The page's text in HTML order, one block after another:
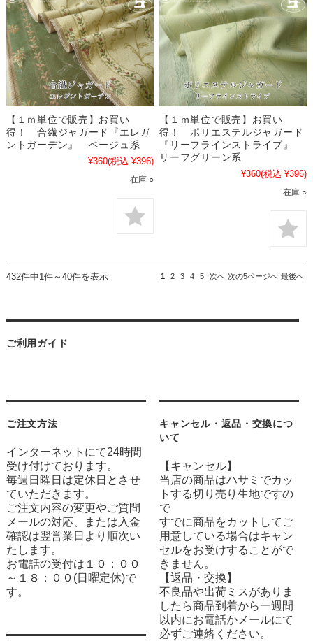
【１ｍ単位で販売】お買い
得！ 合繊ジャガード『エレガ
ントガーデン』 ベージュ系
¥360(税込 ¥396)
在庫 ○
【１ｍ単位で販売】お買い
得！ ポリエステルジャガード
『リーフラインストライプ』
リーフグリーン系
¥360(税込 ¥396)
在庫 ○
432件中1件～40件を表示 1 2 3 4 5 次へ 次の5ページへ 最後へ
ご利用ガイド
ご注文方法
インターネットにて24時間
受け付けております。
毎週日曜日は定休日とさせ
ていただきます。
ご注文内容の変更やご質問
メールの対応、または入金
確認は翌営業日より順次い
たします。
お電話の受付は１０：００
～１８：００(日曜定休)で
す。
キャンセル・返品・交換につ
いて
【キャンセル】
当店の商品はハサミでカッ
トする切り売り生地ですの
で
すでに商品をカットしてご
用意している場合はキャン
セルをお受けすることがで
きません。
【返品・交換】
不良品や出荷ミスがありま
したら商品到着から一週間
以内にお電話かメールにて
必ずご連絡ください。